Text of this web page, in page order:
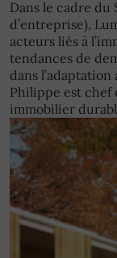
Dans le cadre du
d’entreprise),
acteurs liés à
tendances de
dans
Philippe est chef
immobilier